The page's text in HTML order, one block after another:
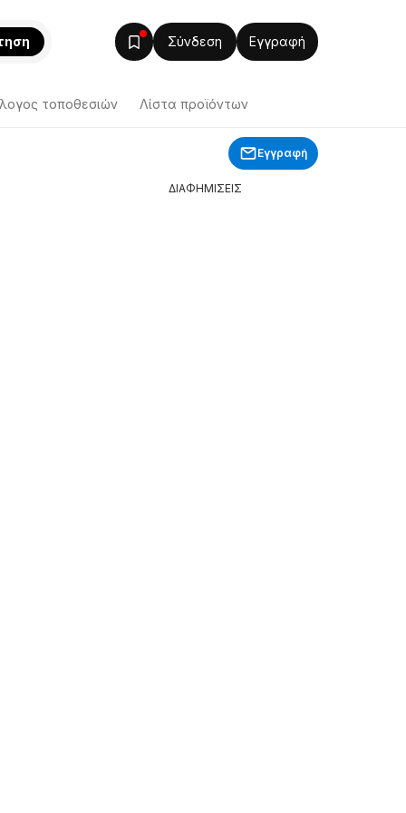
Σύνδεση Εγγραφή
τοποθεσιών Λίστα προϊόντων
Εγγραφή
ΔΙΑΦΗΜΙΣΕΙΣ